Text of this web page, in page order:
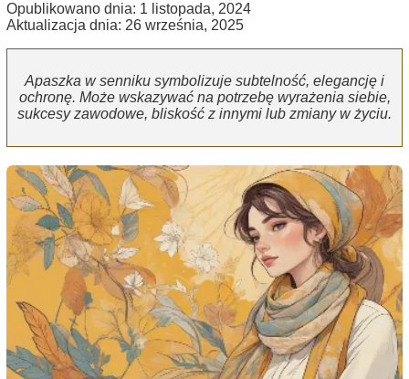
Opublikowano dnia: 1 listopada, 2024
Aktualizacja dnia: 26 września, 2025
Apaszka w senniku symbolizuje subtelność, elegancję i
ochronę. Może wskazywać na potrzebę wyrażenia siebie,
sukcesy zawodowe, bliskość z innymi lub zmiany w życiu.